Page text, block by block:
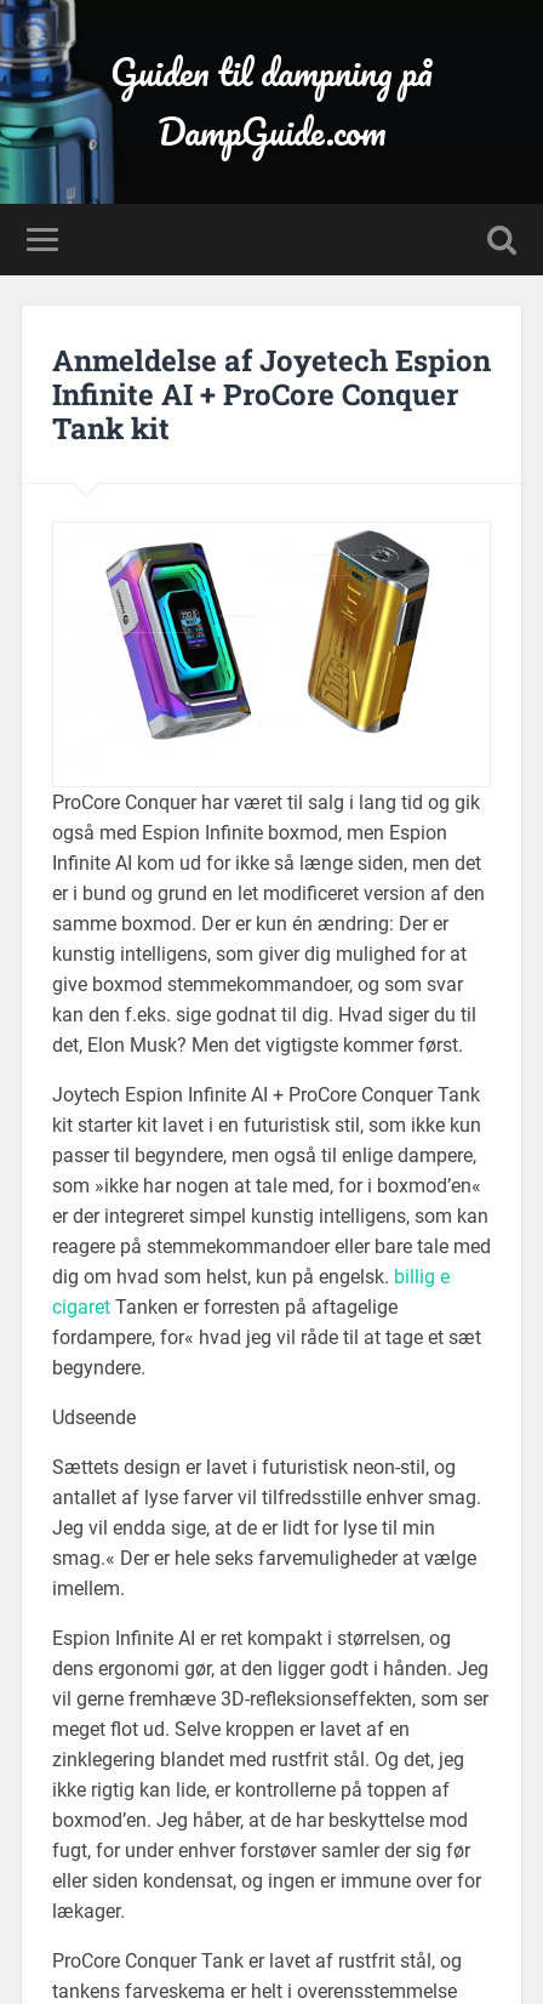
Guiden til dampning på
DampGuide.com
Anmeldelse af Joyetech Espion
Infinite AI + ProCore Conquer
Tank kit
ProCore Conquer har været til salg i lang tid og gik
også med Espion Infinite boxmod, men Espion
Infinite AI kom ud for ikke så længe siden, men det
er i bund og grund en let modificeret version af den
samme boxmod. Der er kun én ændring: Der er
kunstig intelligens, som giver dig mulighed for at
give boxmod stemmekommandoer, og som svar
kan den f.eks. sige godnat til dig. Hvad siger du til
det, Elon Musk? Men det vigtigste kommer først.
Joytech Espion Infinite AI + ProCore Conquer Tank
kit starter kit lavet i en futuristisk stil, som ikke kun
passer til begyndere, men også til enlige dampere,
som »ikke har nogen at tale med, for i boxmod’en«
er der integreret simpel kunstig intelligens, som kan
reagere på stemmekommandoer eller bare tale med
dig om hvad som helst, kun på engelsk. billig e
cigaretTanken er forresten på aftagelige
fordampere, for« hvad jeg vil råde til at tage et sæt
begyndere.
Udseende
Sættets design er lavet i futuristisk neon-stil, og
antallet af lyse farver vil tilfredsstille enhver smag.
Jeg vil endda sige, at de er lidt for lyse til min
smag.« Der er hele seks farvemuligheder at vælge
imellem.
Espion Infinite AI er ret kompakt i størrelsen, og
dens ergonomi gør, at den ligger godt i hånden. Jeg
vil gerne fremhæve 3D-refleksionseffekten, som ser
meget flot ud. Selve kroppen er lavet af en
zinklegering blandet med rustfrit stål. Og det, jeg
ikke rigtig kan lide, er kontrollerne på toppen af
boxmod’en. Jeg håber, at de har beskyttelse mod
fugt, for under enhver forstøver samler der sig før
eller siden kondensat, og ingen er immune over for
lækager.
ProCore Conquer Tank er lavet af rustfrit stål, og
tankens farveskema er helt i overensstemmelse